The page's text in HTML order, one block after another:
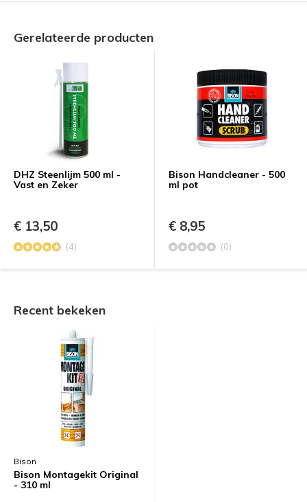
Gerelateerde producten
DHZ Steenlijm 500 ml -
Vast en Zeker
€ 13,50
(4)
Bison Handcleaner - 500
ml pot
€ 8,95
(0)
Recent bekeken
Bison
Bison Montagekit Original
- 310 ml